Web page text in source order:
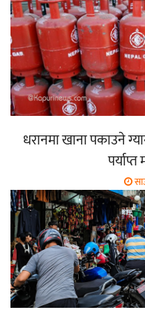
धरानमा खाना पकाउने